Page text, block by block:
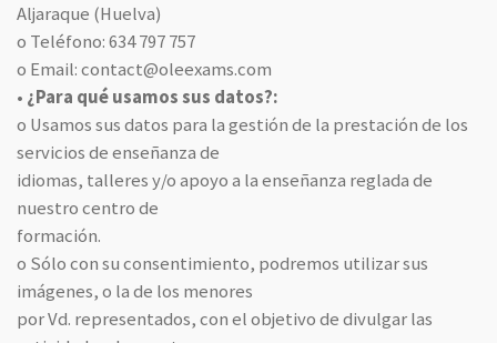
Aljaraque (Huelva)
o Teléfono: 634 797 757
o Email: contact@oleexams.com
• ¿Para qué usamos sus datos?:
o Usamos sus datos para la gestión de la prestación de los
servicios de enseñanza de
idiomas, talleres y/o apoyo a la enseñanza reglada de
nuestro centro de
formación.
o Sólo con su consentimiento, podremos utilizar sus
imágenes, o la de los menores
por Vd. representados, con el objetivo de divulgar las